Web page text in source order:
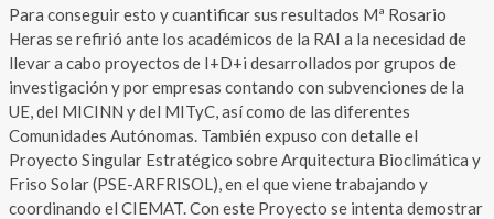
Para conseguir esto y cuantificar sus resultados Mª Rosario
Heras se refirió ante los académicos de la RAI a la necesidad de
llevar a cabo proyectos de I+D+i desarrollados por grupos de
investigación y por empresas contando con subvenciones de la
UE, del MICINN y del MITyC, así como de las diferentes
Comunidades Autónomas. También expuso con detalle el
Proyecto Singular Estratégico sobre Arquitectura Bioclimática y
Friso Solar (PSE-ARFRISOL), en el que viene trabajando y
coordinando el CIEMAT. Con este Proyecto se intenta demostrar